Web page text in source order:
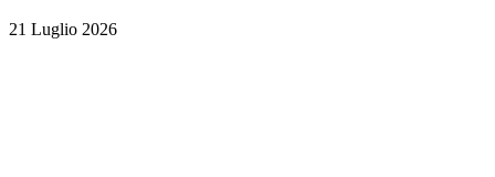
21 Luglio 2026